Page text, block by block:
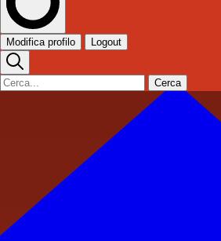
Modifica profilo Logout
Cerca